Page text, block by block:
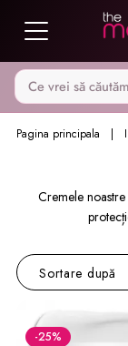
Caută pe
Pagina principala
Cremele
Sortare după
-25%